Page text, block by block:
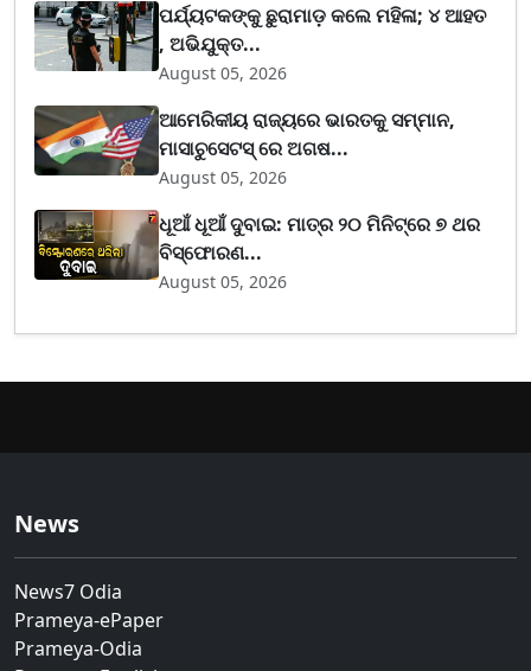
ପର୍ଯ୍ୟଟକଙ୍କୁ ଛୁରାମାଡ଼ କଲେ ମହିଳା; ୪ ଆହତ
, ଅଭିଯୁକ୍ତ...
August 05, 2026
ଆମେରିକୀୟ ରାଜ୍ୟରେ ଭାରତକୁ ସମ୍ମାନ,
ମାସାଚୁସେଟସ୍ ରେ ଅଗଷ...
August 05, 2026
ଧୂଆଁ ଧୂଆଁ ଦୁବାଇ: ମାତ୍ର ୨୦ ମିନିଟ୍‌ରେ ୭ ଥର
ବିସ୍ଫୋରଣ...
August 05, 2026
News
News7 Odia
Prameya-ePaper
Prameya-Odia